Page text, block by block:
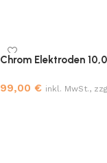
Chrom Elektroden
99,00 € inkl. MwSt.,